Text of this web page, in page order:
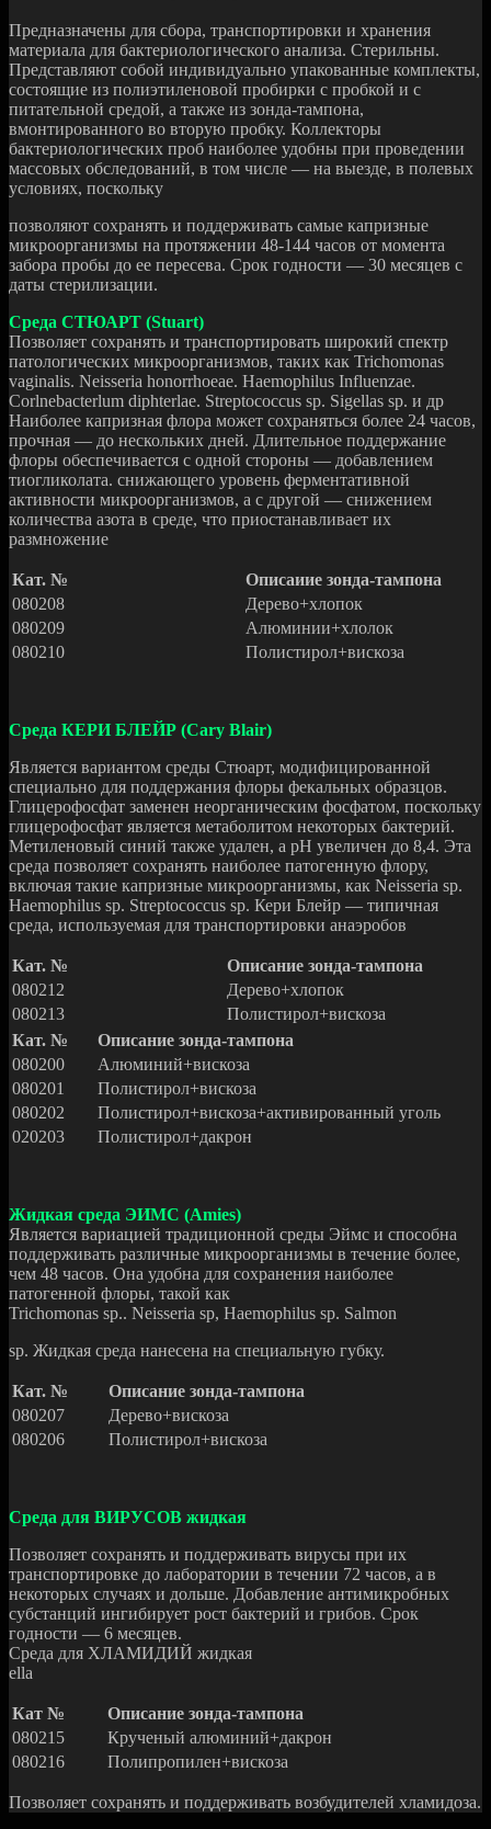
Предназначены для сбора, транспортировки и хранения
материала для бактериологического анализа. Стерильны.
Представляют собой индивидуально упакованные комплекты,
состоящие из полиэтиленовой пробирки с пробкой и с
питательной средой, а также из зонда-тампона,
вмонтированного во вторую пробку. Коллекторы
бактериологических проб наиболее удобны при проведении
массовых обследований, в том числе — на выезде, в полевых
условиях, поскольку
позволяют сохранять и поддерживать самые капризные
микроорганизмы на протяжении 48-144 часов от момента
забора пробы до ее пересева. Срок годности — 30 месяцев с
даты стерилизации.
Среда СТЮАРТ (Stuart)
Позволяет сохранять и транспортировать широкий спектр
патологических микроорганизмов, таких как Trichomonas
vaginalis. Neisseria honorrhoeae. Haemophilus Influenzae.
Corlnebacterlum diphterlae. Streptococcus sp. Sigellas sp. и др
Наиболее капризная флора может сохраняться более 24 часов,
прочная — до нескольких дней. Длительное поддержание
флоры обеспечивается с одной стороны — добавлением
тиогликолата. снижающего уровень ферментативной
активности микроорганизмов, а с другой — снижением
количества азота в среде, что приостанавливает их
размножение
Кат. №
Описаиие зонда-тампона
080208
Дерево+хлопок
080209
Алюминии+хлолок
080210
Полистирол+вискоза
Среда КЕРИ БЛЕЙР (Cary Blair)
Является вариантом среды Стюарт, модифицированной
специально для поддержания флоры фекальных образцов.
Глицерофосфат заменен неорганическим фосфатом, поскольку
глицерофосфат является метаболитом некоторых бактерий.
Метиленовый синий также удален, а pH увеличен до 8,4. Эта
среда позволяет сохранять наиболее патогенную флору,
включая такие капризные микроорганизмы, как Neisseria sp.
Haemophilus sp. Streptococcus sp. Кери Блейр — типичная
среда, используемая для транспортировки анаэробов
Кат. №
Описание зонда-тампона
080212
Дерево+хлопок
080213
Полистирол+вискоза
Кат. №
Описание зонда-тампона
080200
Алюминий+вискоза
080201
Полистирол+вискоза
080202
Полистирол+вискоза+активированный уголь
020203
Полистирол+дакрон
Жидкая среда ЭИМС (Amies)
Является вариацией традиционной среды Эймс и способна
поддерживать различные микроорганизмы в течение более,
чем 48 часов. Она удобна для сохранения наиболее
патогенной флоры, такой как
Trichomonas sp.. Neisseria sp, Haemophilus sp. Salmon
sp. Жидкая среда нанесена на специальную губку.
Кат. №
Описание зонда-тампона
080207
Дерево+вискоза
080206
Полистирол+вискоза
Среда для ВИРУСОВ жидкая
Позволяет сохранять и поддерживать вирусы при их
транспортировке до лаборатории в течении 72 часов, а в
некоторых случаях и дольше. Добавление антимикробных
субстанций ингибирует рост бактерий и грибов. Срок
годности — 6 месяцев.
Среда для ХЛАМИДИЙ жидкая
ella
Кат №
Описание зонда-тампона
080215
Крученый алюминий+дакрон
080216
Полипропилен+вискоза
Позволяет сохранять и поддерживать возбудителей хламидоза.